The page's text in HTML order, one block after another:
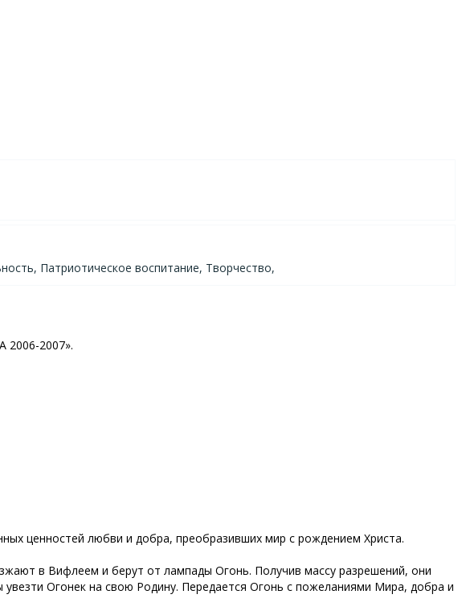
Патриотическое воспитание, Творчество,
2007».
ценностей любви и добра, преобразивших мир с рождением Христа.
в Вифлеем и берут от лампады Огонь. Получив массу разрешений, они
Огонек на свою Родину. Передается Огонь с пожеланиями Мира, добра и